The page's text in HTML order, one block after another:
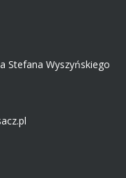
Stefana Wyszyńskiego